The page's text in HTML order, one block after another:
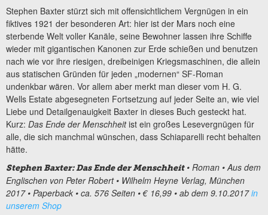
Stephen Baxter stürzt sich mit offensichtlichem Vergnügen in ein
fiktives 1921 der besonderen Art: hier ist der Mars noch eine
sterbende Welt voller Kanäle, seine Bewohner lassen ihre Schiffe
wieder mit gigantischen Kanonen zur Erde schießen und benutzen
nach wie vor ihre riesigen, dreibeinigen Kriegsmaschinen, die allein
aus statischen Gründen für jeden „modernen“ SF-Roman
undenkbar wären. Vor allem aber merkt man dieser vom H. G.
Wells Estate abgesegneten Fortsetzung auf jeder Seite an, wie viel
Liebe und Detailgenauigkeit Baxter in dieses Buch gesteckt hat.
Kurz: Das Ende der Menschheitist ein großes Lesevergnügen für
alle, die sich manchmal wünschen, dass Schiaparelli recht behalten
hätte.
Stephen Baxter: Das Ende der Menschheit• Roman • Aus dem
Englischen von Peter Robert • Wilhelm Heyne Verlag, München
2017 • Paperback • ca. 576 Seiten • € 16,99 • ab dem 9.10.2017in
unserem Shop